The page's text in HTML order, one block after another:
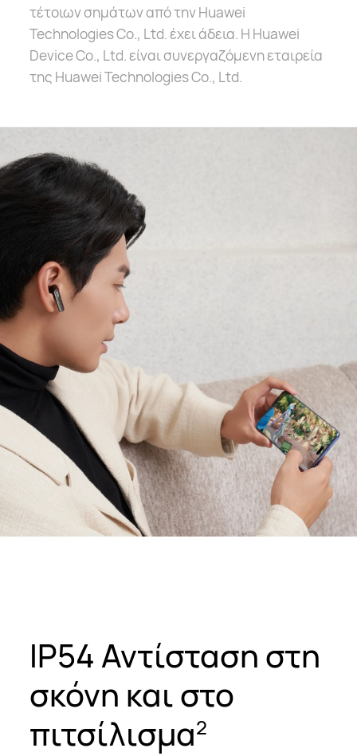
τέτοιων σημάτων από την Huawei
Technologies Co., Ltd. έχει άδεια. Η Huawei
Device Co., Ltd. είναι συνεργαζόμενη εταιρεία
της Huawei Technologies Co., Ltd.
IP54 Αντίσταση στη
σκόνη και στο
πιτσίλισμα2